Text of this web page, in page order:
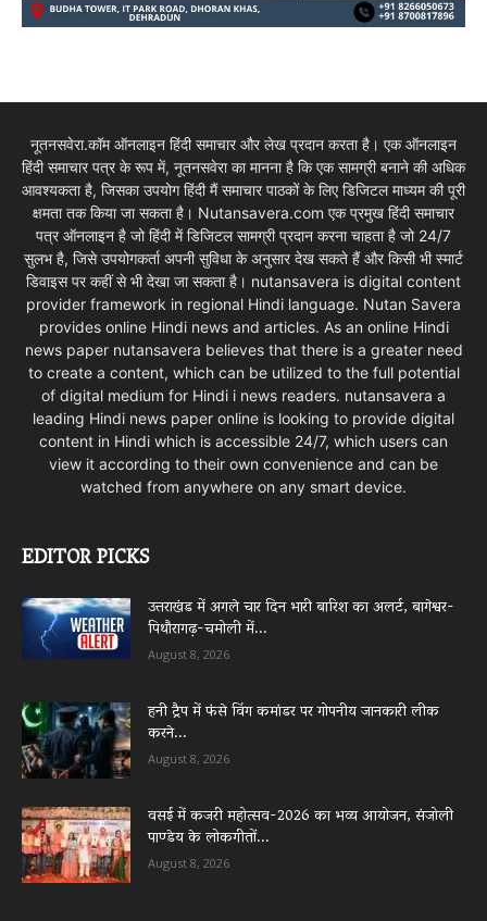
नूतनसवेरा.कॉम ऑनलाइन हिंदी समाचार और लेख प्रदान करता है। एक ऑनलाइन
हिंदी समाचार पत्र के रूप में, नूतनसवेरा का मानना है कि एक सामग्री बनाने की अधिक
आवश्यकता है, जिसका उपयोग हिंदी मैं समाचार पाठकों के लिए डिजिटल माध्यम की पूरी
क्षमता तक किया जा सकता है। Nutansavera.com एक प्रमुख हिंदी समाचार
पत्र ऑनलाइन है जो हिंदी में डिजिटल सामग्री प्रदान करना चाहता है जो 24/7
सुलभ है, जिसे उपयोगकर्ता अपनी सुविधा के अनुसार देख सकते हैं और किसी भी स्मार्ट
डिवाइस पर कहीं से भी देखा जा सकता है। nutansavera is digital content
provider framework in regional Hindi language. Nutan Savera
provides online Hindi news and articles. As an online Hindi
news paper nutansavera believes that there is a greater need
to create a content, which can be utilized to the full potential
of digital medium for Hindi i news readers. nutansavera a
leading Hindi news paper online is looking to provide digital
content in Hindi which is accessible 24/7, which users can
view it according to their own convenience and can be
watched from anywhere on any smart device.
EDITOR PICKS
उत्तराखंड में अगले चार दिन भारी बारिश का अलर्ट, बागेश्वर-
पिथौरागढ़-चमोली में...
August 8, 2026
हनी ट्रैप में फंसे विंग कमांडर पर गोपनीय जानकारी लीक
करने...
August 8, 2026
वसई में कजरी महोत्सव-2026 का भव्य आयोजन, संजोली
पाण्डेय के लोकगीतों...
August 8, 2026